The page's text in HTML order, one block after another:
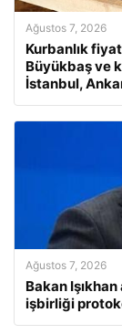
Ağustos 7, 2026
Kurbanlık
Büyükbaş ve
İstanbul,
Ağustos 7, 2026
Bakan
işbirliği